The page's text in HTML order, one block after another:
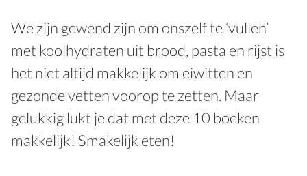
We zijn gewend zijn om onszelf te ‘vullen’
met koolhydraten uit brood, pasta en rijst is
het niet altijd makkelijk om eiwitten en
gezonde vetten voorop te zetten. Maar
gelukkig lukt je dat met deze 10 boeken
makkelijk! Smakelijk eten!